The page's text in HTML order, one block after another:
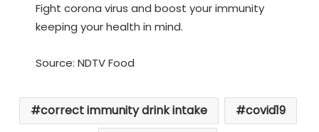
Fight corona virus and boost your immunity
keeping your health in mind.
Source: NDTV Food
correct immunity drink intake
covid19